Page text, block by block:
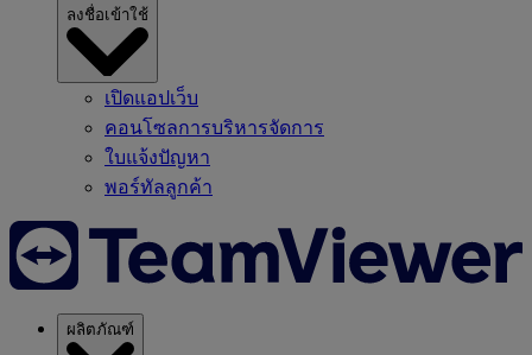
ลงชื่อเข้าใช้
เปิดแอปเว็บ
คอนโซลการบริหารจัดการ
ใบแจ้งปัญหา
พอร์ทัลลูกค้า
ผลิตภัณฑ์